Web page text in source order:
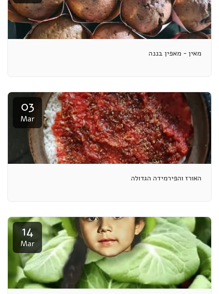
מאין - מאפין בננה
03
Mar
האורז והפירמידה הגדולה
14
Mar